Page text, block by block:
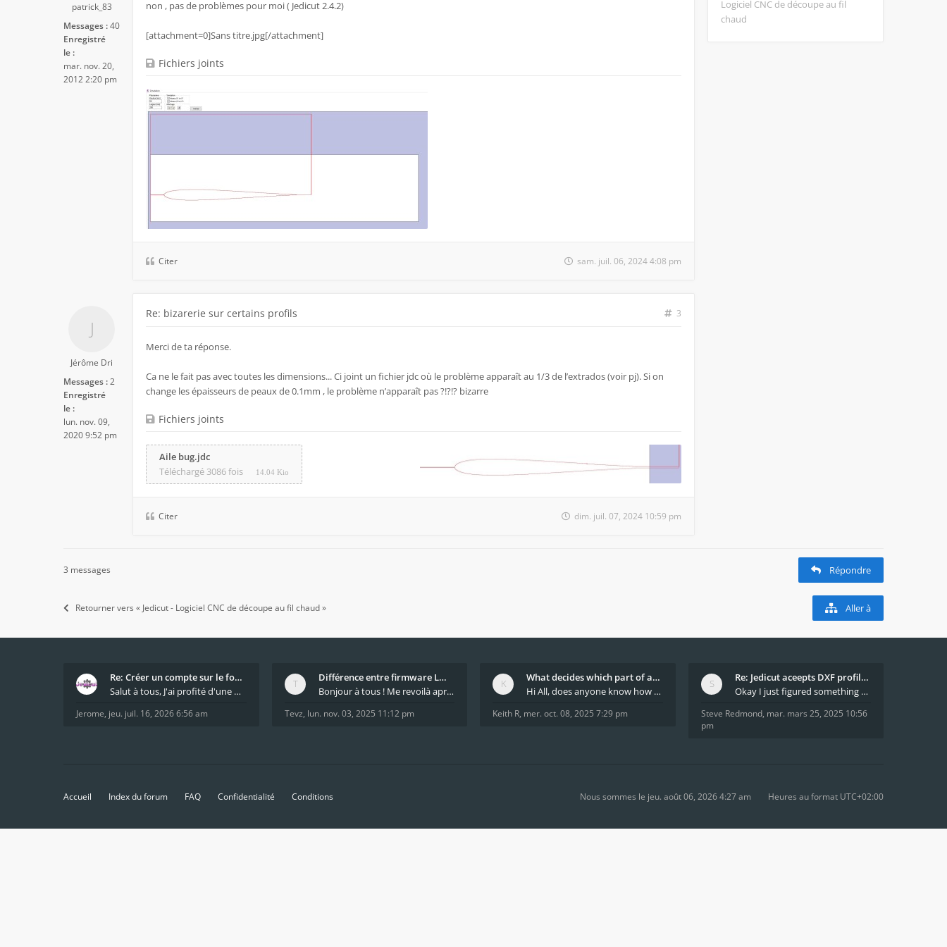
patrick_83
Messages :40
Enregistré
le :
mar. nov. 20,
2012 2:20 pm
non , pas de problèmes pour moi ( Jedicut 2.4.2)
[attachment=0]Sans titre.jpg[/attachment]
Fichiers joints
Citer sam. juil. 06, 2024 4:08 pm
Jérôme Dri
Messages :2
Enregistré
le :
lun. nov. 09,
2020 9:52 pm
Re: bizarerie sur certains profils 3
Merci de ta réponse.
Ca ne le fait pas avec toutes les dimensions... Ci joint un fichier jdc où le problème apparaît au 1/3 de l’extrados (voir pj). Si on
change les épaisseurs de peaux de 0.1mm , le problème n’apparaît pas ?!?!? bizarre
Fichiers joints
Aile bug.jdc
Téléchargé 3086 fois
14.04 Kio
Citer dim. juil. 07, 2024 10:59 pm
Logiciel CNC de découpe au fil
chaud
3 messages Répondre
Retourner vers « Jedicut - Logiciel CNC de découpe au fil chaud » Aller à
Re: Créer un compte sur le forum / Create forum us
Salut à tous, J'ai profité d'une mise à jour du s
Jerome, jeu. juil. 16, 2026 6:56 am
Différence entre firmware LMFAO_V4_8_0 et du GRBL
Bonjour à tous ! Me revoilà après 5 ans de pause
Tevz, lun. nov. 03, 2025 11:12 pm
What decides which part of an airfoil is the extra
Hi All, does anyone know how Jedicut decides which
Keith R, mer. oct. 08, 2025 7:29 pm
Re: Jedicut aceepts DXF profile, but It won't cut
Okay I just figured something out. The profile p
Steve Redmond, mar. mars 25, 2025 10:56
pm
Accueil Index du forum FAQ Confidentialité Conditions Heures au format UTC+02:00
Nous sommes le jeu. août 06, 2026 4:27 am